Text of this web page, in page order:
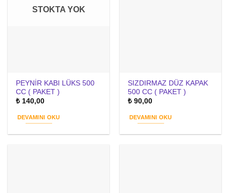
STOKTA YOK
PEYNİR KABI LÜKS 500
CC ( PAKET )
₺ 140,00
DEVAMINI OKU
SIZDIRMAZ DÜZ KAPAK
500 CC ( PAKET )
₺ 90,00
DEVAMINI OKU